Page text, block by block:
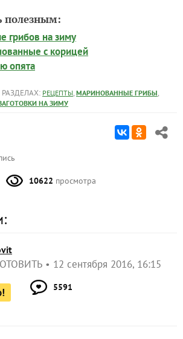
полезным:
грибов на зиму
с корицей
опята
РЕЦЕПТЫ, МАРИНОВАННЫЕ ГРИБЫ,
НА ЗИМУ
10622 просмотра
12 сентября 2016, 16:15
5591